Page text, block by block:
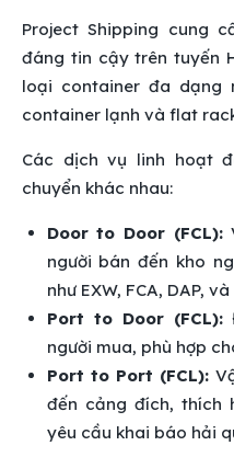
Project Shipping cung
đáng tin cậy trên tuyến
loại container đa dạng
container lạnh và flat
Các dịch vụ linh hoạt
chuyển khác nhau:
Door to Door (FCL):
người bán đến kho
như EXW, FCA, DAP, và
Port to Door (FCL):
người mua, phù hợp
Port to Port (FCL):
đến cảng đích, thích
yêu cầu khai báo hải